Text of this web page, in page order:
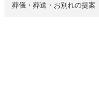
葬儀・葬送・お別れの提案